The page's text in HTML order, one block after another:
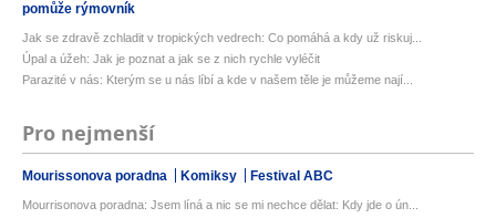
pomůže rýmovník
Jak se zdravě zchladit v tropických vedrech: Co pomáhá a kdy už riskuj...
Úpal a úžeh: Jak je poznat a jak se z nich rychle vyléčit
Parazité v nás: Kterým se u nás líbí a kde v našem těle je můžeme nají...
Pro nejmenší
Mourissonova poradna Komiksy Festival ABC
Mourrisonova poradna: Jsem líná a nic se mi nechce dělat: Kdy jde o ún...